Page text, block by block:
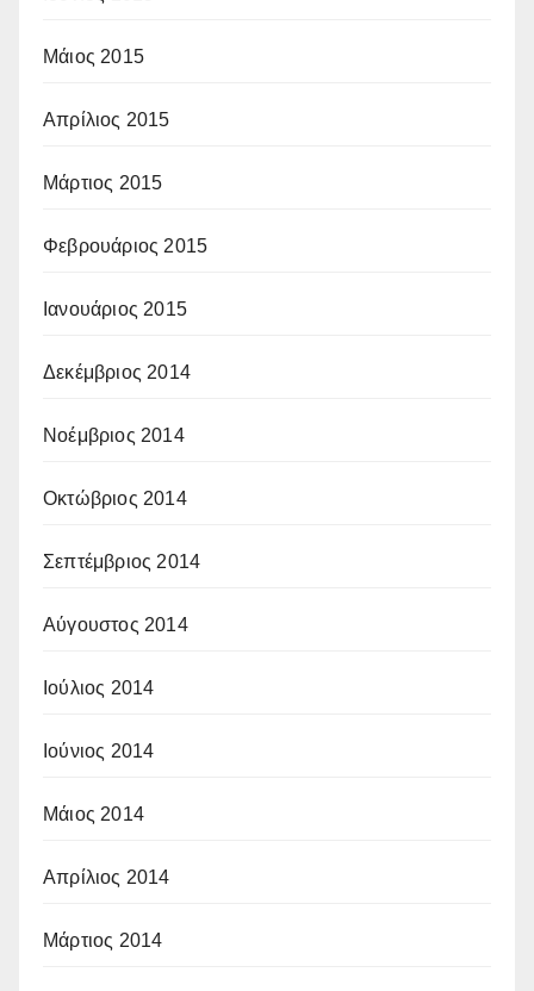
Μάιος 2015
Απρίλιος 2015
Μάρτιος 2015
Φεβρουάριος 2015
Ιανουάριος 2015
Δεκέμβριος 2014
Νοέμβριος 2014
Οκτώβριος 2014
Σεπτέμβριος 2014
Αύγουστος 2014
Ιούλιος 2014
Ιούνιος 2014
Μάιος 2014
Απρίλιος 2014
Μάρτιος 2014